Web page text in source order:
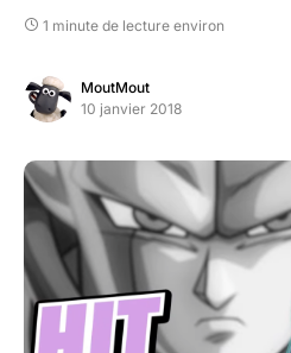
1 minute de lecture environ
MoutMout
10 janvier 2018